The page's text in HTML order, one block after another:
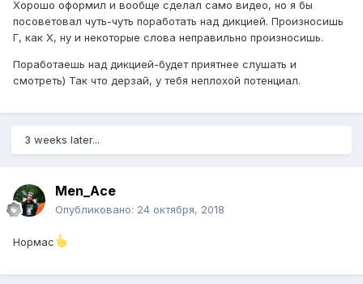
Хорошо оформил и вообще сделал само видео, но я бы
посоветовал чуть-чуть поработать над дикцией. Произносишь
Г, как Х, ну и некоторые слова неправильно произносишь.
Поработаешь над дикцией-будет приятнее слушать и
смотреть) Так что дерзай, у тебя неплохой потенциал.
3 weeks later...
Men_Ace
Опубликовано: 24 октября, 2018
Нормас